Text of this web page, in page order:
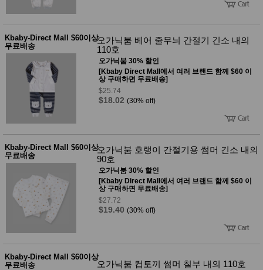
패
션
어른내
의
유/아동
내의
가방/지
갑/케이
패션/잡
세탁세
제
일상 돋
보기
침구용
품
생활/욕
실/청소
용품
WALL
DECO
Supplies
화 사
Kbaby-Direct Mall $60이상
무료배송
오가닉붐 베어 줄무늬 간절기 긴소 내의
110호
오가닉붐 30% 할인
[Kbaby Direct Mall에서 여러 브랜드 함께 $60 이
상 구매하면 무료배송]
$25.74
$18.02 (30% off)
Kbaby-Direct Mall $60이상
무료배송
오가닉붐 호랭이 간절기용 썸머 긴소 내의
90호
오가닉붐 30% 할인
[Kbaby Direct Mall에서 여러 브랜드 함께 $60 이
상 구매하면 무료배송]
$27.72
$19.40 (30% off)
Kbaby-Direct Mall $60이상
무료배송
오가닉붐 컵토끼 썸머 칠부 내의 110호